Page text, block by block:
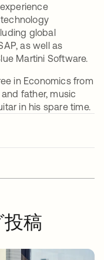
global
as well as
Martini Software.
in Economics from
father, music
in his spare time.
稿